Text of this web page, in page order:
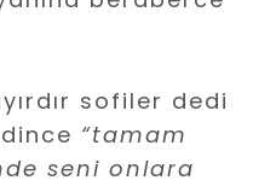
sofiler dedi
“tamam
seni onlara